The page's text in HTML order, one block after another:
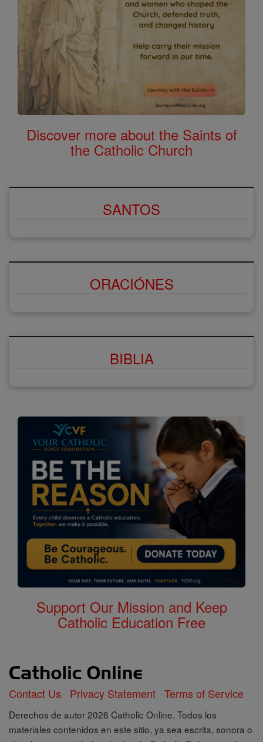
Discover more about the Saints of
the Catholic Church
SANTOS
ORACIÓNES
BIBLIA
Support Our Mission and Keep
Catholic Education Free
Contact Us Privacy Statement Terms of Service
Derechos de autor 2026 Catholic Online. Todos los
materiales contenidos en este sitio, ya sea escrita, sonora o